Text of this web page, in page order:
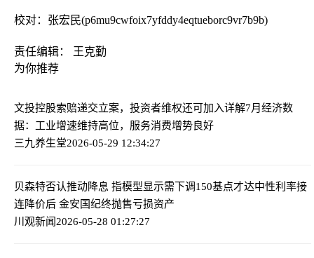
校对：张宏民(p6mu9cwfoix7yfddy4eqtueborc9vr7b9b)
责任编辑： 王克勤
为你推荐
文投控股索赔递交立案，投资者维权还可加入详解7月经济数
据：工业增速维持高位，服务消费增势良好
三九养生堂2026-05-29 12:34:27
贝森特否认推动降息 指模型显示需下调150基点才达中性利率接
连降价后 金安国纪终抛售亏损资产
川观新闻2026-05-28 01:27:27